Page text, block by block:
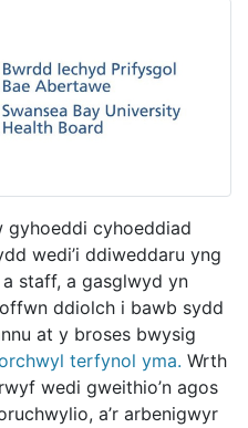
gyhoeddi cyhoeddiad
wedi’i ddiweddaru yng
staff, a gasglwyd yn
ddiolch i bawb sydd
at y broses bwysig
terfynol yma. Wrth
wedi gweithio’n agos
a’r arbenigwyr